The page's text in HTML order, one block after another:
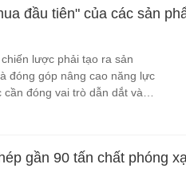
đầu tiên" của các sản
lược phải tạo ra sản
đóng góp nâng cao năng lực
đóng vai trò dẫn dắt và là
chiến lược đủ điều kiện.
gần 90 tấn chất phóng